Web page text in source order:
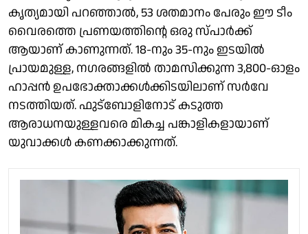
കൃത്യമായി പറഞ്ഞാല്‍, 53 ശതമാനം പേരും ഈ ടീം
വൈരത്തെ പ്രണയത്തിന്റെ ഒരു സ്പാര്‍ക്ക്
ആയാണ് കാണുന്നത്. 18-നും 35-നും ഇടയില്‍
പ്രായമുള്ള, നഗരങ്ങളില്‍ താമസിക്കുന്ന 3,800-ഓളം
ഹാപ്പന്‍ ഉപഭോക്താക്കള്‍ക്കിടയിലാണ് സര്‍വേ
നടത്തിയത്. ഫുട്‌ബോളിനോട് കടുത്ത
ആരാധനയുള്ളവരെ മികച്ച പങ്കാളികളായാണ്
യുവാക്കള്‍ കണക്കാക്കുന്നത്.